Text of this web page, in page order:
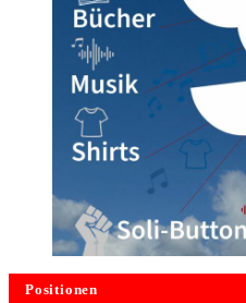
Positionen